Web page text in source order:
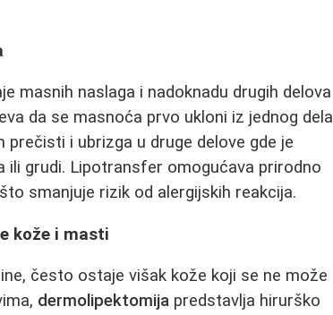
masnih naslaga i nadoknadu drugih delova
da se masnoća prvo ukloni iz jednog dela
i ubrizga u druge delove gde je
ili grudi. Lipotransfer omogućava prirodno
smanjuje rizik od alergijskih reakcija.
kože i masti
često ostaje višak kože koji se ne može
dermolipektomija predstavlja hirurško